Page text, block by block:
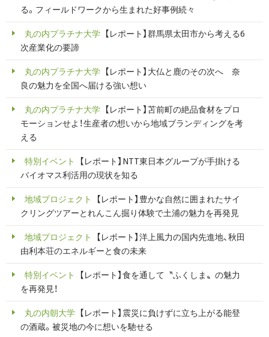
る。フィールドワークから生まれた好事例続々
丸の内プラチナ大学
【レポート】群馬県太田市から考える6
次産業化の要諦
丸の内プラチナ大学
【レポート】大仏と鹿のその次へ 奈
良の魅力を全国へ届ける強い想い
丸の内プラチナ大学
【レポート】苫前町の絶品食材をプロ
モーションせよ！生産者の想いから地域ブランディングを考
える
特別イベント
【レポート】NTT東日本グループが手掛ける
バイオマス利活用の現状を知る
地域プロジェクト
【レポート】豊かな自然に囲まれたサイ
クリングツアーとれんこん掘り体験で土浦の魅力を再発見
地域プロジェクト
【レポート】洋上風力の国内先進地、秋田
由利本荘のエネルギーと食の未来
特別イベント
【レポート】食を通して〝ふくしま〟の魅力
を再発見！
丸の内朝大学
【レポート】震災に負けずに立ち上がる能登
の酒蔵。被災地の今に想いを馳せる